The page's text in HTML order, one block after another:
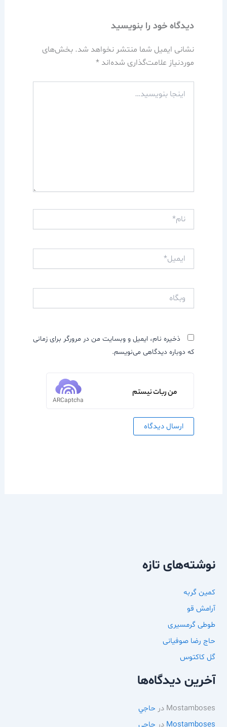
دیدگاه‌ خود را بنویسید
نشانی ایمیل شما منتشر نخواهد شد. بخش‌های
موردنیاز علامت‌گذاری شده‌اند *
بنویسید…
ذخیره نام، ایمیل و وبسایت من در مرورگر برای زمانی
که دوباره دیدگاهی می‌نویسم.
من ربات نیستم
ARCaptcha
نوشته‌های تازه
کمین گربه
آرامش قو
طوطی گرمسیری
حاج رضا صوفیانی
گل کاکتوس
آخرین دیدگاه‌ها
Mostamboses در حاجي
Mostamboses در حاجي